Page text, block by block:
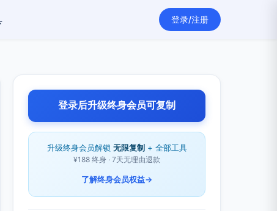
登录/注册
登录后升级终身会员可复制
升级终身会员解锁 无限复制 + 全部工具
¥188 终身 · 7天无理由退款
了解终身会员权益→